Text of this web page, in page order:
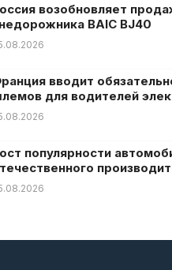
возобновляет
BAIC BJ40
вводит
для водителей
популярности